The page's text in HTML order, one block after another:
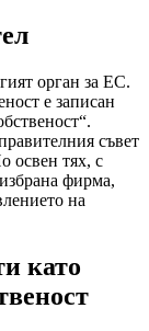
орган за ЕС.
е записан
съвет
освен тях, с
фирма,
на
като